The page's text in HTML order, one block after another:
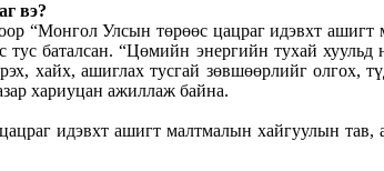
вэ?
“Монгол Улсын төрөөс цацраг идэвхт ашигт
баталсан. “Цөмийн энергийн тухай хуульд
хайх, ашиглах тусгай зөвшөөрлийг олгох,
хариуцан ажиллаж байна.
идэвхт ашигт малтмалын хайгуулын